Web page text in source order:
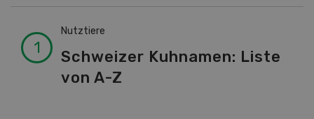
Nutztiere
Schweizer Kuhnamen: Liste
von A-Z